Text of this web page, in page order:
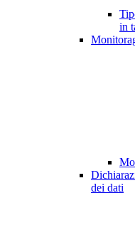
in
dei dati